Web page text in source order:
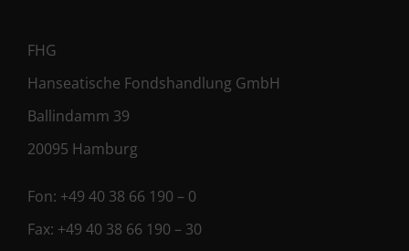
FHG
Hanseatische Fondshandlung GmbH
Ballindamm 39
20095 Hamburg
Fon: +49 40 38 66 190 – 0
Fax: +49 40 38 66 190 – 30